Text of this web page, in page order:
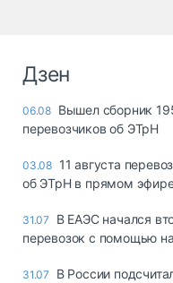
Дзен
06.08 Вышел сборник
перевозчиков об ЭТрН
03.08 11 августа
об ЭТрН в прямом
31.07
В ЕАЭС начался
перевозок с помощью
31.07
В России